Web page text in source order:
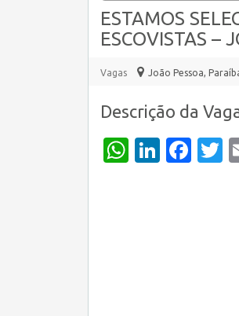
ESTAMOS
ESCOVISTAS –
Vagas João Pessoa,
Descrição da